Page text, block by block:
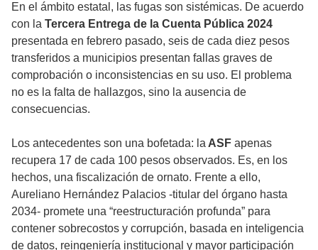
En el ámbito estatal, las fugas son sistémicas. De acuerdo
con la Tercera Entrega de la Cuenta Pública 2024
presentada en febrero pasado, seis de cada diez pesos
transferidos a municipios presentan fallas graves de
comprobación o inconsistencias en su uso. El problema
no es la falta de hallazgos, sino la ausencia de
consecuencias.
Los antecedentes son una bofetada: la ASF apenas
recupera 17 de cada 100 pesos observados. Es, en los
hechos, una fiscalización de ornato. Frente a ello,
Aureliano Hernández Palacios -titular del órgano hasta
2034- promete una “reestructuración profunda” para
contener sobrecostos y corrupción, basada en inteligencia
de datos, reingeniería institucional y mayor participación